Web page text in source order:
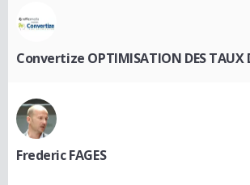
Convertize OPTIMISATION DES TAUX
Frederic FAGES